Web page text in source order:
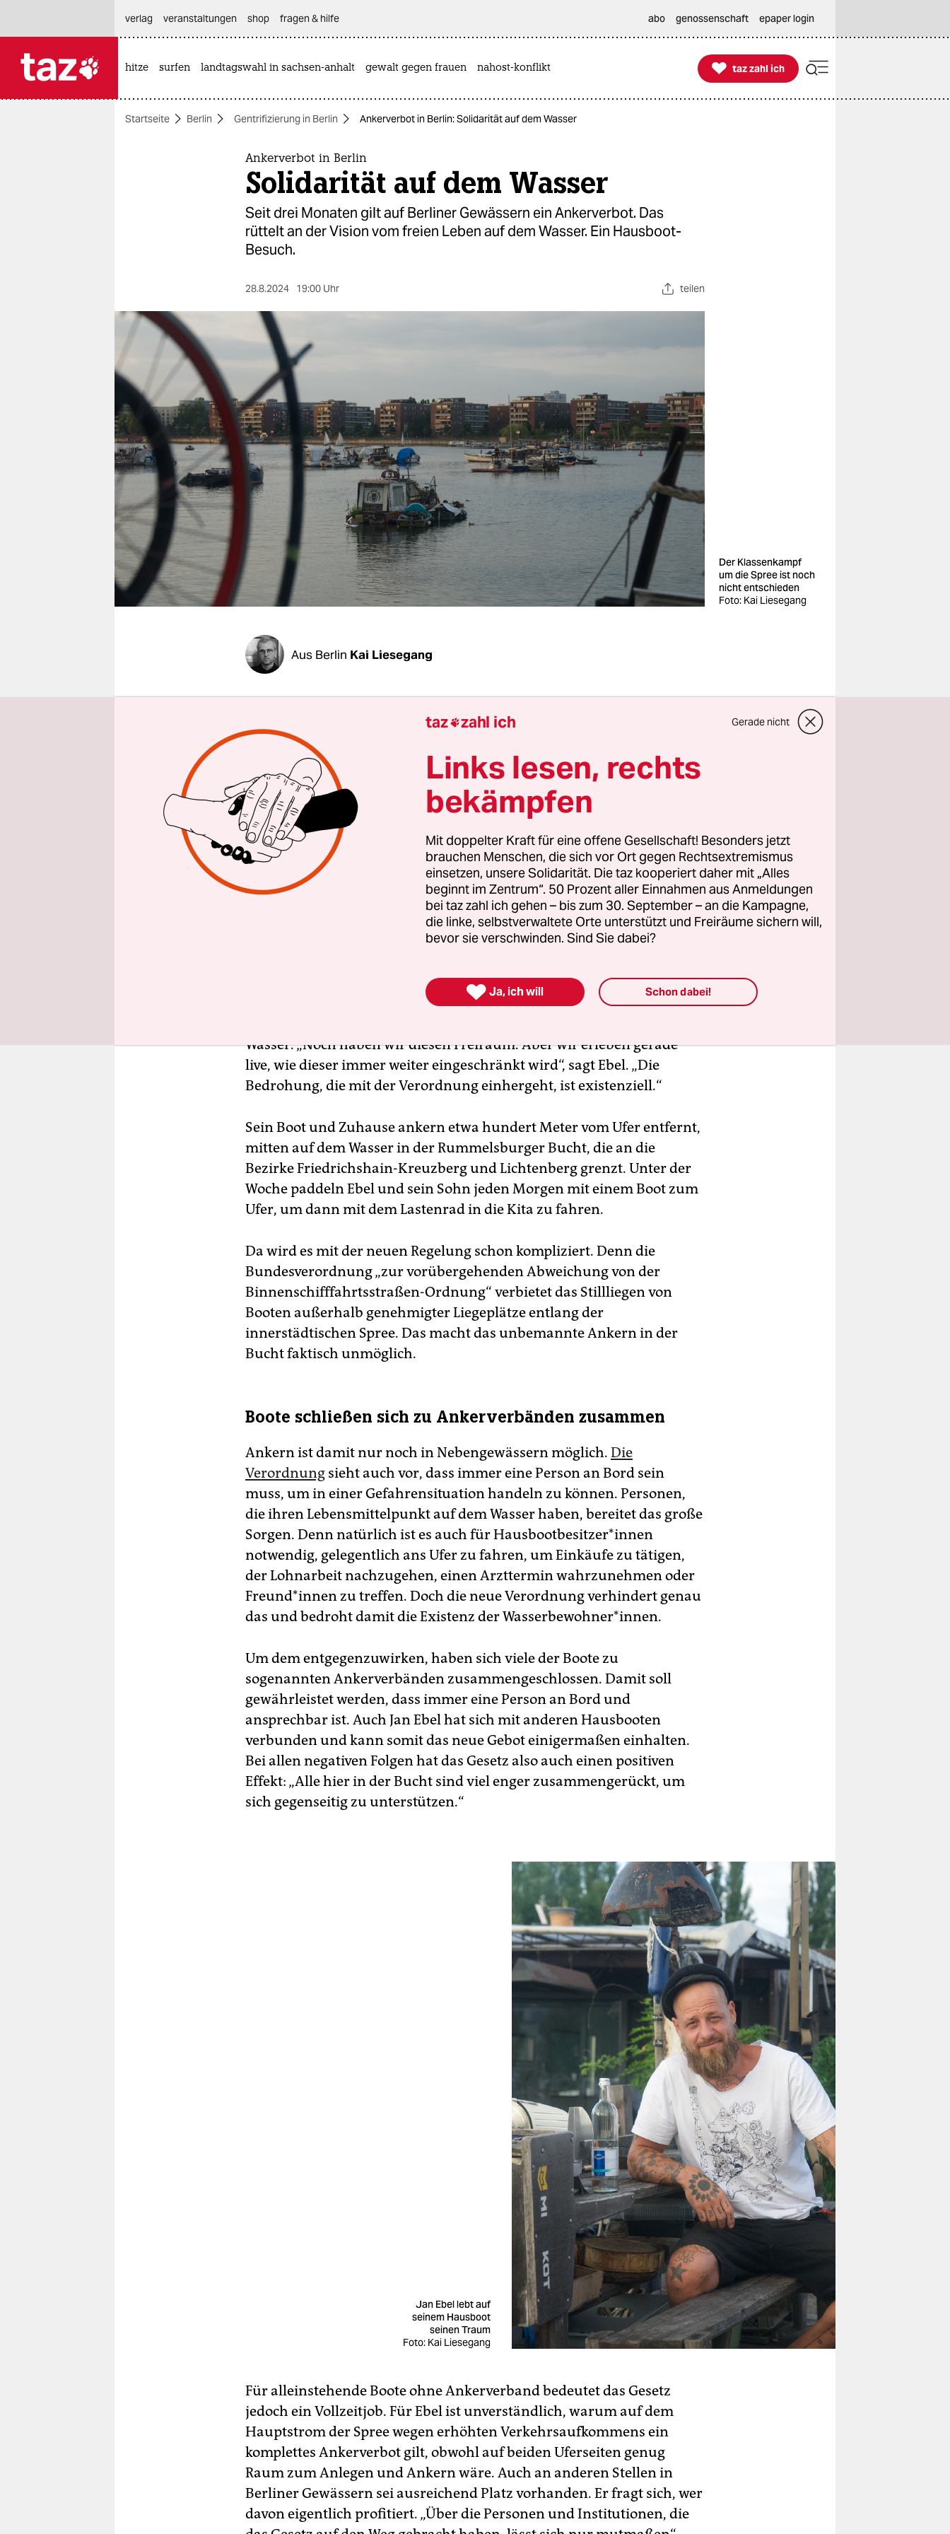
themen
berlin
wahrheit
verlag
verlag
veranstaltungen
shop
fragen & hilfe
unterstützen
abo
genossenschaft
verlag
veranstaltungen shop fragen & hilfe abo genossenschaft epaper login
hitze surfen landtagswahl in sachsen-anhalt gewalt gegen frauen nahost-konflikt 
taz zahl ich
taz zahl ich
Startseite Berlin Gentrifizierung in Berlin Ankerverbot in Berlin: Solidarität auf dem Wasser
Ankerverbot in Berlin
Solidarität auf dem Wasser
Seit drei Monaten gilt auf Berliner Gewässern ein Ankerverbot. Das
rüttelt an der Vision vom freien Leben auf dem Wasser. Ein Hausboot-
Besuch.
28.8.2024 19:00 Uhr teilen
Der Klassenkampf
um die Spree ist noch
nicht entschieden
Foto: Kai Liesegang
Aus Berlin Kai Liesegang
Jan Ebel schaut aufs Wasser und sucht in der Ferne nach bekannten
Bootsgesichtern. Er kennt viele hier in der
wie er auf Booten leben. Nur wenige sind schon so lange auf dem
Wasser wie Ebel und seine Familie. Vor 13 Jahren hat der als
Kindergärtner arbeitende Erzieher seinen Lebensmittelpunkt auf den
schwankenden Untergrund verlegt. Neun davon lebt er nun schon
ganzjährig auf seinem Hausboot.
 Die Bedrohung, die mit der
Verordnung einhergeht, ist
Doch es sind unruhige Zeiten angebrochen. Das seit Juni dieses Jahres
Wasser. „Noch haben wir diesen Freiraum. Aber wir erleben gerade
live, wie dieser immer weiter eingeschränkt wird“, sagt Ebel. „Die
Bedrohung, die mit der Verordnung einhergeht, ist existenziell.“
Sein Boot und Zuhause ankern etwa hundert Meter vom Ufer entfernt,
mitten auf dem Wasser in der Rummelsburger Bucht, die an die
Bezirke Friedrichshain-Kreuzberg und Lichtenberg grenzt. Unter der
Woche paddeln Ebel und sein Sohn jeden Morgen mit einem Boot zum
Ufer, um dann mit dem Lastenrad in die Kita zu fahren.
Da wird es mit der neuen Regelung schon kompliziert. Denn die
Bundesverordnung „zur vorübergehenden Abweichung von der
Binnenschifffahrtsstraßen-Ordnung“ verbietet das Stillliegen von
Booten außerhalb genehmigter Liegeplätze entlang der
innerstädtischen Spree. Das macht das unbemannte Ankern in der
Bucht faktisch unmöglich.
Boote schließen sich zu Ankerverbänden zusammen
Ankern ist damit nur noch in Nebengewässern möglich. Die
Verordnung sieht auch vor, dass immer eine Person an Bord sein
muss, um in einer Gefahrensituation handeln zu können. Personen,
die ihren Lebensmittelpunkt auf dem Wasser haben, bereitet das große
Sorgen. Denn natürlich ist es auch für Haus­boot­be­sit­ze­r*in­nen
notwendig, gelegentlich ans Ufer zu fahren, um Einkäufe zu tätigen,
der Lohnarbeit nachzugehen, einen Arzttermin wahrzunehmen oder
Freun­d*in­nen zu treffen. Doch die neue Verordnung verhindert genau
das und bedroht damit die Existenz der Wasserbewohner*innen.
Um dem entgegenzuwirken, haben sich viele der Boote zu
sogenannten Ankerverbänden zusammengeschlossen. Damit soll
gewährleistet werden, dass immer eine Person an Bord und
ansprechbar ist. Auch Jan Ebel hat sich mit anderen Hausbooten
verbunden und kann somit das neue Gebot einigermaßen einhalten.
Bei allen negativen Folgen hat das Gesetz also auch einen positiven
Effekt: „Alle hier in der Bucht sind viel enger zusammengerückt, um
sich gegenseitig zu unterstützen.“
Jan Ebel lebt auf
seinem Hausboot
seinen Traum
Foto: Kai Liesegang
Für alleinstehende Boote ohne Ankerverband bedeutet das Gesetz
jedoch ein Vollzeitjob. Für Ebel ist unverständlich, warum auf dem
Hauptstrom der Spree wegen erhöhten Verkehrsaufkommens ein
komplettes Ankerverbot gilt, obwohl auf beiden Uferseiten genug
Raum zum Anlegen und Ankern wäre. Auch an anderen Stellen in
Berliner Gewässern sei ausreichend Platz vorhanden. Er fragt sich, wer
davon eigentlich profitiert. „Über die Personen und Institutionen, die
taz zahl ich Gerade nicht
Links lesen, rechts
bekämpfen
Mit doppelter Kraft für eine offene Gesellschaft! Besonders jetzt
brauchen Menschen, die sich vor Ort gegen Rechtsextremismus
einsetzen, unsere Solidarität. Die taz kooperiert daher mit „Alles
beginnt im Zentrum“. 50 Prozent aller Einnahmen aus Anmeldungen
bei taz zahl ich gehen – bis zum 30. September – an die Kampagne,
die linke, selbstverwaltete Orte unterstützt und Freiräume sichern will,
bevor sie verschwinden. Sind Sie dabei?
 Ja, ich will Schon dabei!